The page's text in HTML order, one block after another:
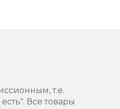
т.е.
Все товары